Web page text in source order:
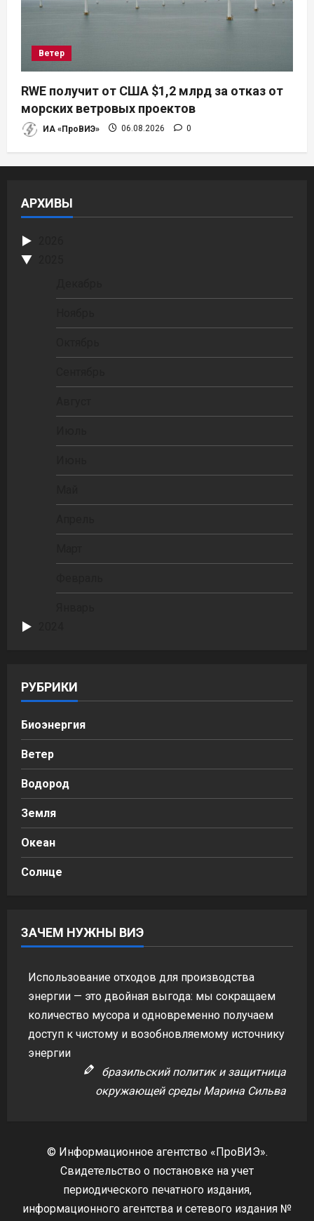
Ветер
RWE получит от США $1,2 млрд за отказ от
морских ветровых проектов
ИА «ПроВИЭ» 06.08.2026 0
АРХИВЫ
РУБРИКИ
Биоэнергия
Ветер
Водород
Земля
Океан
Солнце
ЗАЧЕМ НУЖНЫ ВИЭ
Использование отходов для производства
энергии — это двойная выгода: мы сокращаем
количество мусора и одновременно получаем
доступ к чистому и возобновляемому источнику
энергии
бразильский политик и защитница
окружающей среды Марина Сильва
© Информационное агентство «ПроВИЭ».
Свидетельство о постановке на учет
периодического печатного издания,
информационного агентства и сетевого издания №